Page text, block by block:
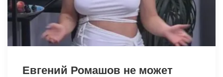
Евгений Ромашов не может